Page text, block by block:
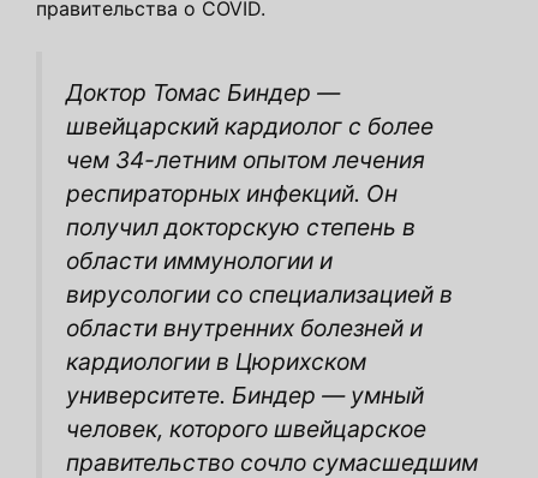
правительства о COVID.
Доктор Томас Биндер —
швейцарский кардиолог с более
чем 34-летним опытом лечения
респираторных инфекций. Он
получил докторскую степень в
области иммунологии и
вирусологии со специализацией в
области внутренних болезней и
кардиологии в Цюрихском
университете. Биндер — умный
человек, которого швейцарское
правительство сочло сумасшедшим